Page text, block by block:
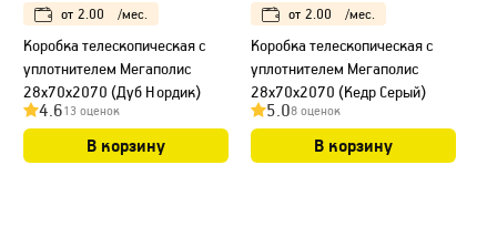
от 2.00 /мес.
Коробка телескопическая с
уплотнителем Мегаполис
28х70х2070 (Дуб Нордик)
4.613 оценок
В корзину
от 2.00 /мес.
Коробка телескопическая с
уплотнителем Мегаполис
28х70х2070 (Кедр Серый)
5.08 оценок
В корзину